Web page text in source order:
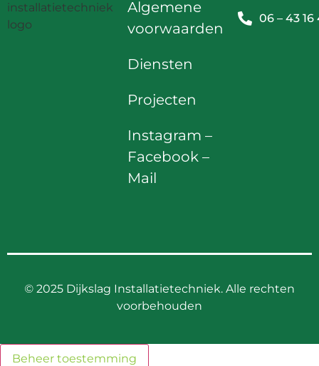
Algemene
voorwaarden
Diensten
Projecten
Instagram –
Facebook –
Mail
06 – 43 16
© 2025 Dijkslag Installatietechniek. Alle rechten
voorbehouden
Beheer toestemming